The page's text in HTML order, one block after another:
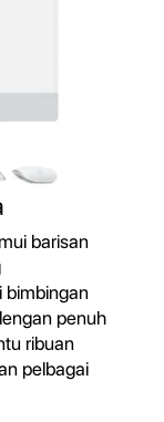
barisan
bimbingan
penuh
ribuan
pelbagai